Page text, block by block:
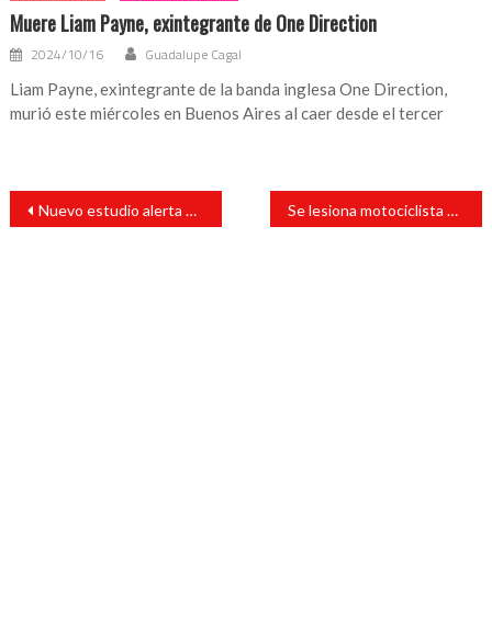
Muere Liam Payne, exintegrante de One Direction
2024/10/16 Guadalupe Cagal
Liam Payne, exintegrante de la banda inglesa One Direction,
murió este miércoles en Buenos Aires al caer desde el tercer
Navegación
entradas
Nuevo estudio alerta que variante brasileña del virus, podría estar mutando de forma peligrosa Se lesiona motociclista al chocar por alcance